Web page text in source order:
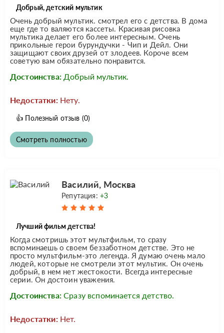
Добрый, детский мультик
Очень добрый мультик. смотрел его с детства. В дома
еще где то валяются кассеты. Красивая рисовка
мультика делает его более интересным. Очень
прикольные герои бурундучки - Чип и Дейл. Они
защищают своих друзей от злодеев. Короче всем
советую вам обязательно понравится.
Достоинства: Добрый мультик.
Недостатки: Нету.
👍 Полезный отзыв (0)
Смотреть полностью
Василий, Москва
Репутация: +3
Лучший фильм детства!
Когда смотришь этот мультфильм, то сразу
вспоминаешь о своем беззаботном детстве. Это не
просто мультфильм-это легенда. Я думаю очень мало
людей, которые не смотрели этот мультик. Он очень
добрый, в нем нет жестокости. Всегда интересные
серии. Он достоин уважения.
Достоинства: Сразу вспоминается детство.
Недостатки: Нет.